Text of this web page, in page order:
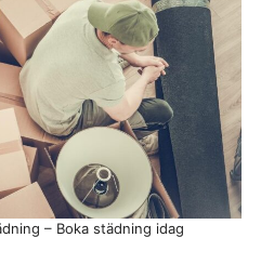
– Boka städning idag